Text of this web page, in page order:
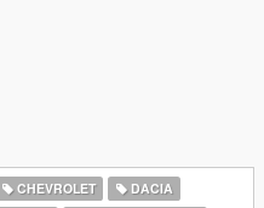
CHEVROLET
DACIA